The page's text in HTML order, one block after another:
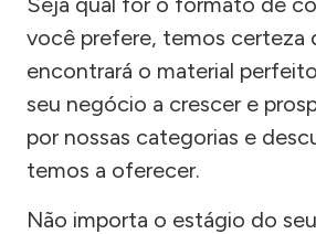
você prefere, temos certeza
encontrará o material
seu negócio a crescer e
por nossas categorias e
temos a oferecer.
Não importa o estágio do seu